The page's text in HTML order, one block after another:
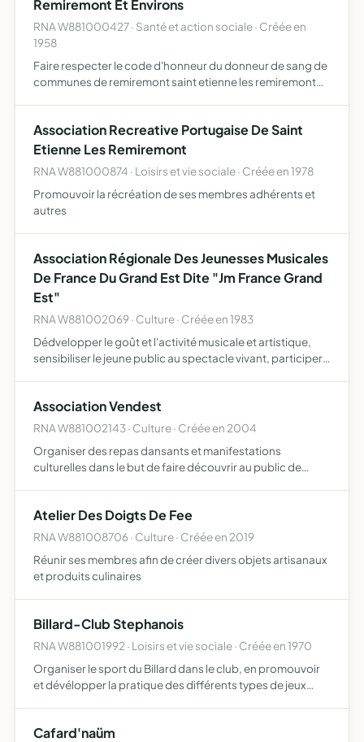
Remiremont Et Environs
RNA W881000427 · Santé et action sociale · Créée en
1958
Faire respecter le code d'honneur du donneur de sang de
communes de remiremont saint etienne les remiremont
so…
Association Recreative Portugaise De Saint
Etienne Les Remiremont
RNA W881000874 · Loisirs et vie sociale · Créée en 1978
Promouvoir la récréation de ses membres adhérents et
autres
Association Régionale Des Jeunesses Musicales
De France Du Grand Est Dite "Jm France Grand
Est"
RNA W881002069 · Culture · Créée en 1983
Dédvelopper le goût et l'activité musicale et artistique,
sensibiliser le jeune public au spectacle vivant, participer à
Association Vendest
RNA W881002143 · Culture · Créée en 2004
Organiser des repas dansants et manifestations
culturelles dans le but de faire découvrir au public de
de pouvoir se…
Atelier Des Doigts De Fee
RNA W881008706 · Culture · Créée en 2019
Réunir ses membres afin de créer divers objets artisanaux
et produits culinaires
Billard-Club Stephanois
RNA W881001992 · Loisirs et vie sociale · Créée en 1970
Organiser le sport du Billard dans le club, en promouvoir
et dévélopper la pratique des différents types de jeux
Cafard'naüm